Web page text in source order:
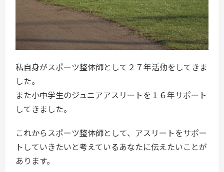
私自身がスポーツ整体師として２７年活動をしてきま
した。
また小中学生のジュニアアスリートを１６年サポート
してきました。
これからスポーツ整体師として、アスリートをサポー
トしていきたいと考えているあなたに伝えたいことが
あります。